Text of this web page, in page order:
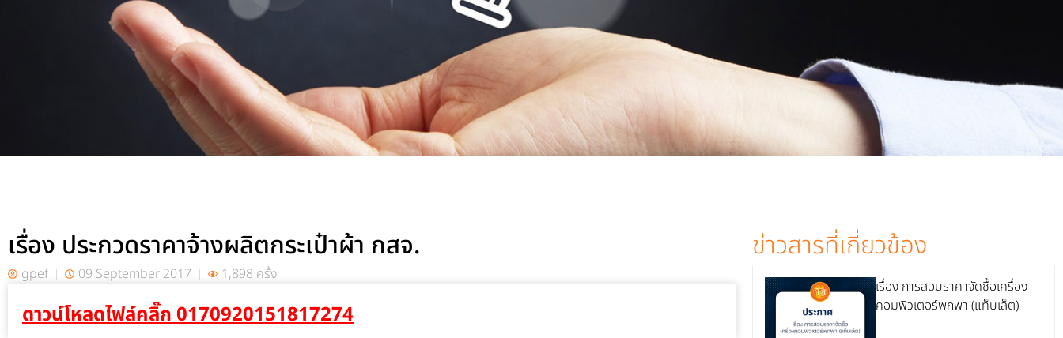
เรื่อง ประกวดราคาจ้างผลิตกระเป๋าผ้า กสจ.
gpef 09 September 2017 1,898 ครั้ง
ดาวน์โหลดไฟล์คลิ๊ก 0170920151817274
ข่าวสารที่เกี่ยวข้อง
เรื่อง การสอบราคาจัดซื้อเครื่อง
คอมพิวเตอร์พกพา (แท็บเล็ต)